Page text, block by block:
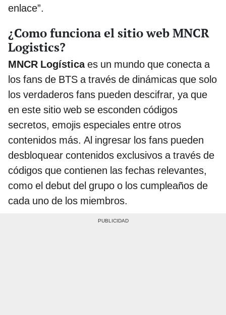
enlace”.
¿Como funciona el sitio web MNCR
Logistics?
MNCR Logísticaes un mundo que conecta a
los fans de BTS a través de dinámicas que solo
los verdaderos fans pueden descifrar, ya que
en este sitio web se esconden códigos
secretos, emojis especiales entre otros
contenidos más. Al ingresar los fans pueden
desbloquear contenidos exclusivos a través de
códigos que contienen las fechas relevantes,
como el debut del grupo o los cumpleaños de
cada uno de los miembros.